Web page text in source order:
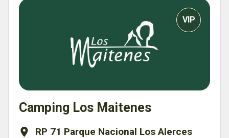
VIP
Camping Los Maitenes
RP 71 Parque Nacional Los Alerces